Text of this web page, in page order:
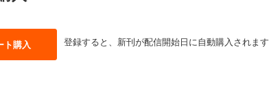
ト購入 登録すると、新刊が配信開始日に自動購入されます